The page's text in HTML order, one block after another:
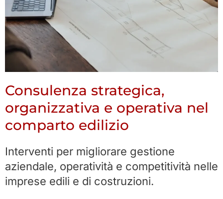
Consulenza strategica,
organizzativa e operativa nel
comparto edilizio
Interventi per migliorare gestione
aziendale, operatività e competitività nelle
imprese edili e di costruzioni.